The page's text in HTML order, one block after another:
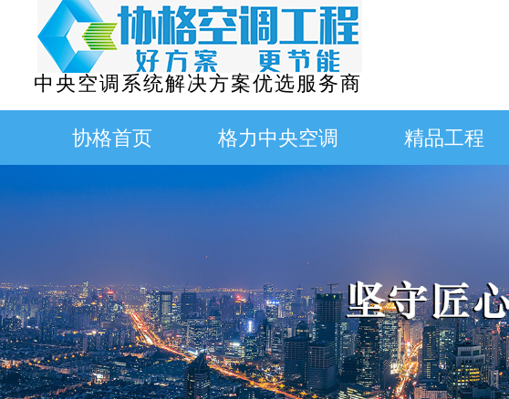
中央空调系统解决方案优选服务商
协格首页 格力中央空调 精品工程